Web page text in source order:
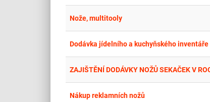
Nože, multitooly
Dodávka jídelního a kuchyňského
ZAJIŠTĚNÍ DODÁVKY NOŽŮ SEKAČEK V
Nákup reklamních nožů